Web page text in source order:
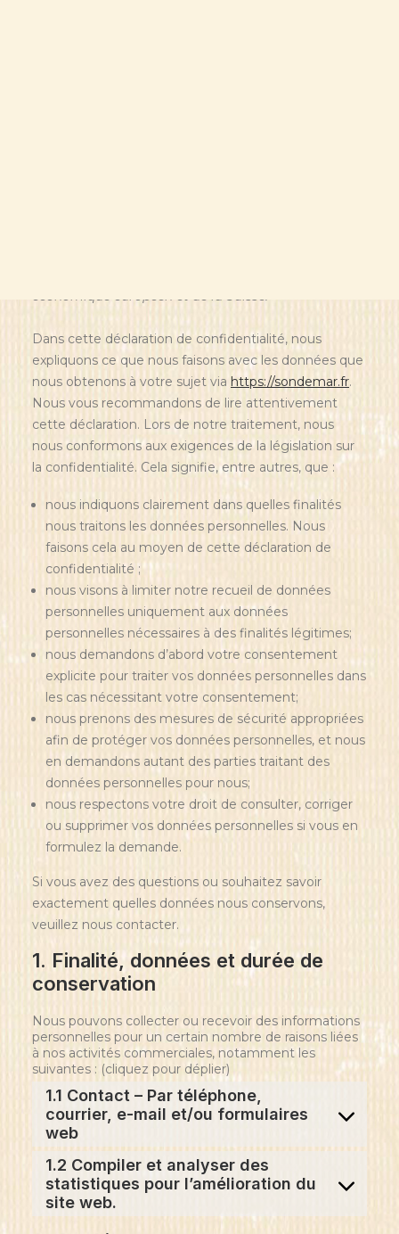
économique européen et de la Suisse.
Dans cette déclaration de confidentialité, nous
expliquons ce que nous faisons avec les données que
nous obtenons à votre sujet via https://sondemar.fr.
Nous vous recommandons de lire attentivement
cette déclaration. Lors de notre traitement, nous
nous conformons aux exigences de la législation sur
la confidentialité. Cela signifie, entre autres, que :
nous indiquons clairement dans quelles finalités
nous traitons les données personnelles. Nous
faisons cela au moyen de cette déclaration de
confidentialité ;
nous visons à limiter notre recueil de données
personnelles uniquement aux données
personnelles nécessaires à des finalités légitimes;
nous demandons d’abord votre consentement
explicite pour traiter vos données personnelles dans
les cas nécessitant votre consentement;
nous prenons des mesures de sécurité appropriées
afin de protéger vos données personnelles, et nous
en demandons autant des parties traitant des
données personnelles pour nous;
nous respectons votre droit de consulter, corriger
ou supprimer vos données personnelles si vous en
formulez la demande.
Si vous avez des questions ou souhaitez savoir
exactement quelles données nous conservons,
veuillez nous contacter.
1. Finalité, données et durée de
conservation
Nous pouvons collecter ou recevoir des informations
personnelles pour un certain nombre de raisons liées
à nos activités commerciales, notamment les
suivantes : (cliquez pour déplier)
1.1 Contact – Par téléphone,
courrier, e-mail et/ou formulaires
web
1.2 Compiler et analyser des
statistiques pour l’amélioration du
site web.